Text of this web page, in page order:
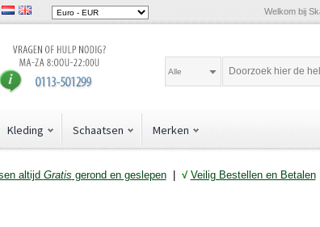
Welkom bij
Alle
Kleding Schaatsen Merken
altijd Gratis gerond en geslepen| √ Veilig Bestellen en Betalen